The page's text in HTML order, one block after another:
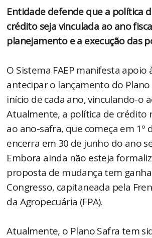
Entidade defende que a política
crédito seja vinculada ao ano
planejamento e a execução das
O Sistema FAEP manifesta
antecipar o lançamento do
início de cada ano, vinculando-o
Atualmente, a política de crédito
ao ano-safra, que começa em 1º
encerra em 30 de junho do ano
Embora ainda não esteja
proposta de mudança tem
Congresso, capitaneada pela
da Agropecuária (FPA).
Atualmente, o Plano Safra tem